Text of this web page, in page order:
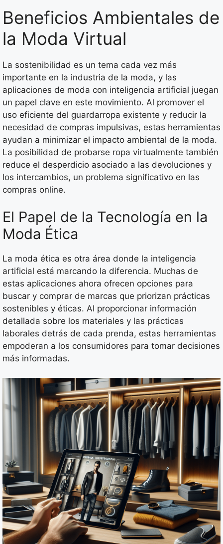
Beneficios Ambientales de
la Moda Virtual
La sostenibilidad es un tema cada vez más
importante en la industria de la moda, y las
aplicaciones de moda con inteligencia artificial juegan
un papel clave en este movimiento. Al promover el
uso eficiente del guardarropa existente y reducir la
necesidad de compras impulsivas, estas herramientas
ayudan a minimizar el impacto ambiental de la moda.
La posibilidad de probarse ropa virtualmente también
reduce el desperdicio asociado a las devoluciones y
los intercambios, un problema significativo en las
compras online.
El Papel de la Tecnología en la
Moda Ética
La moda ética es otra área donde la inteligencia
artificial está marcando la diferencia. Muchas de
estas aplicaciones ahora ofrecen opciones para
buscar y comprar de marcas que priorizan prácticas
sostenibles y éticas. Al proporcionar información
detallada sobre los materiales y las prácticas
laborales detrás de cada prenda, estas herramientas
empoderan a los consumidores para tomar decisiones
más informadas.